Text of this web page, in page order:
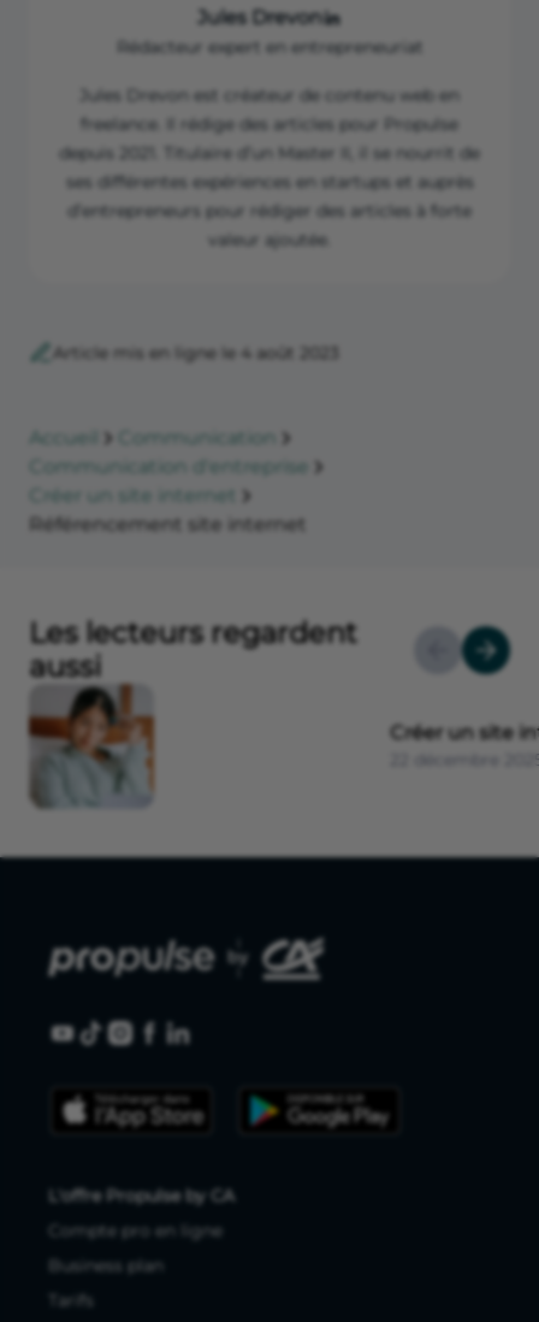
Jules Drevon
Rédacteur expert en entrepreneuriat
Jules Drevon est créateur de contenu web en
freelance. Il rédige des articles pour Propulse
depuis 2021. Titulaire d’un Master II, il se nourrit de
ses différentes expériences en startups et auprès
d’entrepreneurs pour rédiger des articles à forte
valeur ajoutée.
Article mis en ligne le 4 août 2023
Accueil
Communication
Communication d'entreprise
Créer un site internet
Référencement site internet
Les lecteurs regardent
aussi
Créer un site
22 décembre
L'offre Propulse by CA
Compte pro en ligne
Business plan
Tarifs